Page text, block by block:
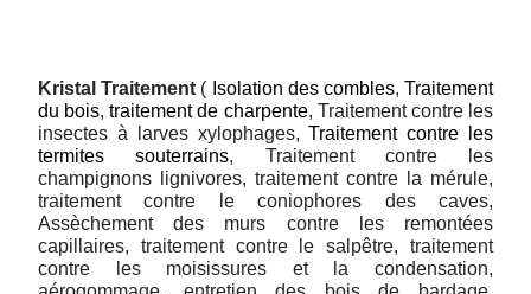
Kristal Traitement ( Isolation des combles,Traitement
du bois,traitement de charpente, Traitement contre les
insectes à larves xylophages,Traitement contre les
termites souterrains, Traitement contre les
champignons lignivores, traitement contre la mérule,
traitement contre le coniophores des caves,
Assèchement des murs contre les remontées
capillaires, traitement contre le salpêtre, traitement
contre les moisissures et la condensation,